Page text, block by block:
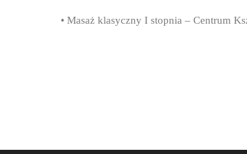
• Masaż klasyczny I stopnia – Centrum